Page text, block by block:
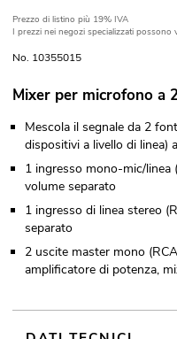
Prezzo di listino più 19% IVA
I prezzi nei negozi specializzati possono
No. 10355015
Mixer per microfono a
Mescola il segnale da 2
dispositivi a livello di linea)
1 ingresso mono-mic/linea
volume separato
1 ingresso di linea stereo
separato
2 uscite master mono
amplificatore di potenza,